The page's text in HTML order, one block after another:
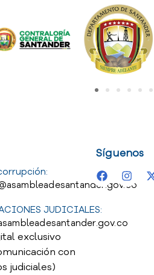
JUDICIALES:
exclusivo
con
judiciales)
Síguenos